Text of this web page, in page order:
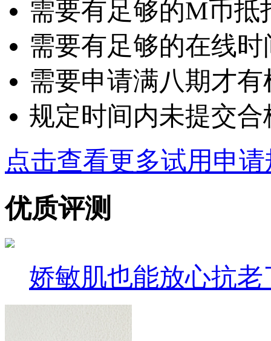
需要有足够的M币抵
需要有足够的在线
需要申请满八期才
规定时间内未提交
点击查看更多试用申
优质评测
娇敏肌也能放心抗老